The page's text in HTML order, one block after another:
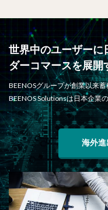
世界中のユーザーに
ダーコマースを展開
BEENOSグループが創業以来
BEENOS Solutionsは日本企業
海外